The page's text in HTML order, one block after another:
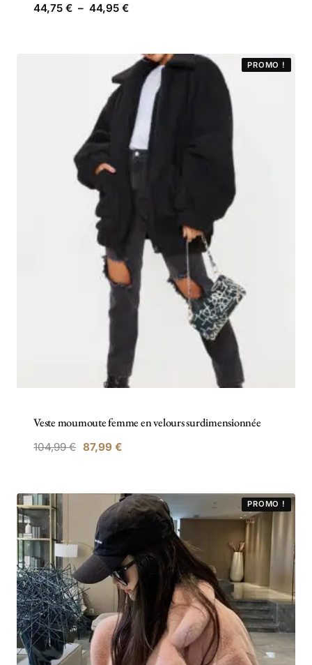
44,75€ – 44,95€Plage
44,75 €
à
44,95 €
PROMO !
Veste moumoute femme en velours surdimensionnée
104,99€ Le
104,99 €.
87,99€Le
est :
87,99 €.
PROMO !